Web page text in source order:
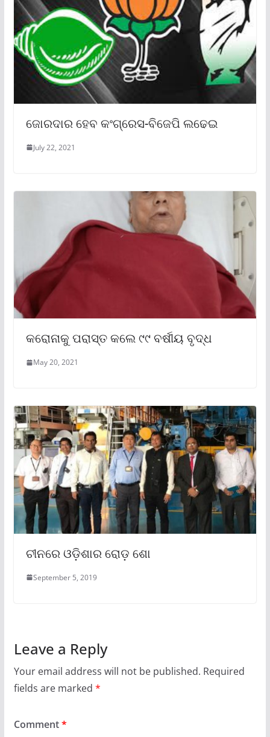
ଜୋରଦାର ହେବ କଂଗ୍ରେସ-ବିଜେପି ଲଢେଇ
July 22, 2021
କରୋନାକୁ ପରାସ୍ତ କଲେ ୯୯ ବର୍ଷୀୟ ବୃଦ୍ଧ
May 20, 2021
ଚୀନରେ ଓଡ଼ିଶାର ରୋଡ଼ ଶୋ
September 5, 2019
Leave a Reply
Your email address will not be published. Required
fields are marked *
Comment*